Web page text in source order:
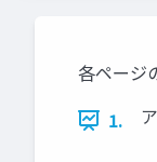
各ページ
1.